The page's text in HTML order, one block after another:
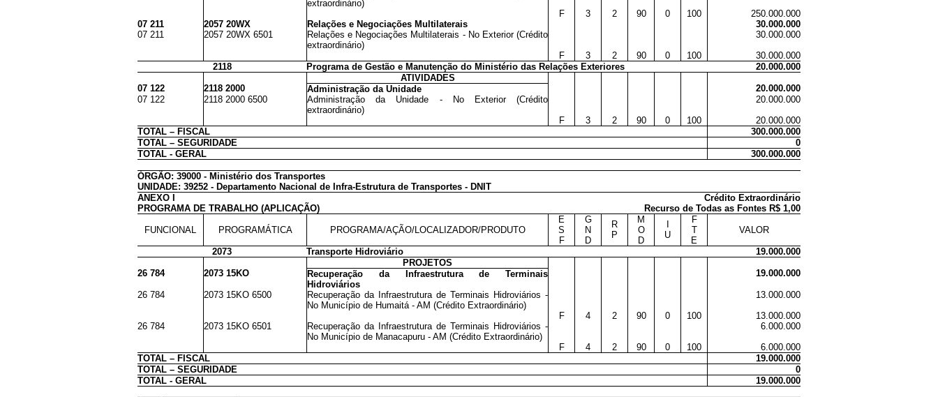
extraordinário)
F
3 2 90 0 100
250.000.000
07 211
2057 20WX Relações e Negociações Multilaterais
30.000.000
07 211
2057 20WX 6501
Relações e Negociações Multilaterais - No Exterior (Crédito
extraordinário)
30.000.000
F
3 2 90 0 100
30.000.000
2118
Programa de Gestão e Manutenção do Ministério das Relações Exteriores
20.000.000
ATIVIDADES
07 122
2118 2000 Administração da Unidade
20.000.000
07 122
2118 2000 6500
Administração da Unidade - No Exterior (Crédito
extraordinário)
20.000.000
F
3 2 90 0 100
20.000.000
TOTAL – FISCAL
300.000.000
TOTAL – SEGURIDADE
0
TOTAL - GERAL
300.000.000
ÓRGÃO: 39000 - Ministério dos Transportes
UNIDADE: 39252 - Departamento Nacional de Infra-Estrutura de Transportes - DNIT
ANEXO I
Crédito Extraordinário
PROGRAMA DE TRABALHO (APLICAÇÃO)
Recurso de Todas as Fontes R$ 1,00
FUNCIONAL PROGRAMÁTICA PROGRAMA/AÇÃO/LOCALIZADOR/PRODUTO
E
S
F
G
N
D
R
P
M
O
D
U
F
T
E
VALOR
2073 Transporte Hidroviário
19.000.000
PROJETOS
26 784
2073 15KO
Recuperação da Infraestrutura de Terminais
Hidroviários
19.000.000
26 784 2073 15KO 6500
Recuperação da Infraestrutura de Terminais Hidroviários -
No Município de Humaitá - AM (Crédito Extraordinário)
13.000.000
F
4 2 90 0 100
13.000.000
26 784
2073 15KO 6501
Recuperação da Infraestrutura de Terminais Hidroviários -
No Município de Manacapuru - AM (Crédito Extraordinário)
6.000.000
F
4 2 90 0 100
6.000.000
TOTAL – FISCAL
19.000.000
TOTAL – SEGURIDADE
0
TOTAL - GERAL
19.000.000